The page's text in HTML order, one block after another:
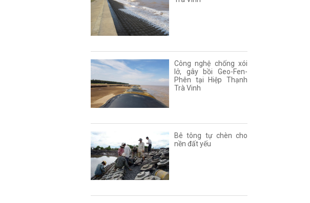
Công nghệ chống xói
lở, gây bồi Geo-Fen-
Phên tại Hiệp Thạnh
Trà Vinh
Bê tông tự chèn cho
nền đất yếu